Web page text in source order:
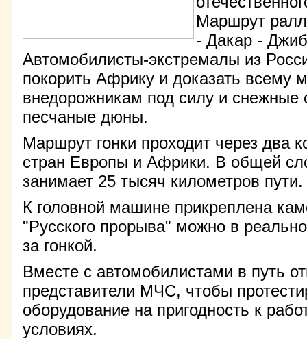
Маршрут
- Дакар -
Автомобилисты-экстремалы из
покорить Африку и доказать всему
внедорожникам под силу и снежные
песчаные дюны.
Маршрут гонки проходит через два
стран Европы и Африки. В общей
занимает 25 тысяч километров пути.
К головной машине прикреплена
"Русского прорыва" можно в
за гонкой.
Вместе с автомобилистами в путь
представители МЧС, чтобы
оборудование на пригодность к
условиях.